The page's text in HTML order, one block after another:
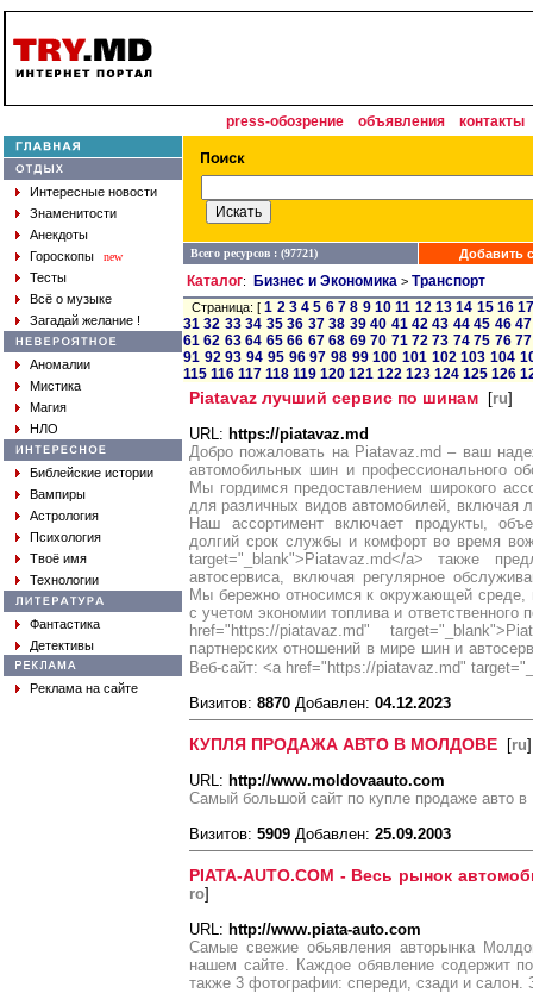
press-обозрение объявления контакты
Интересные новости
Знаменитости
Анекдоты
Гороскопы
new
Тесты
Всё о музыке
Загадай желание !
Аномалии
Мистика
Магия
НЛО
Библейские истории
Вампиры
Астрология
Психология
Твоё имя
Технологии
Фантастика
Детективы
Реклама на сайте
Всего ресурсов : (97721) Добавить
Каталог: Бизнес и Экономика > Транспорт
Страница: [1 2 3 4 5 6 7 8 9 10 11 12 13 14 15 16
31 32 33 34 35 36 37 38 39 40 41 42 43 44 45 46 47
61 62 63 64 65 66 67 68 69 70 71 72 73 74 75 76 77
91 92 93 94 95 96 97 98 99 100 101 102 103 104
115 116 117 118 119 120 121 122 123 124 125 126
Piatavaz лучший сервис по шинам [ru]
URL: https://piatavaz.md
Добро пожаловать на Piatavaz.md – ваш
автомобильных шин и профессионального
Мы гордимся предоставлением широкого
для различных видов автомобилей, включая
Наш ассортимент включает продукты,
долгий срок службы и комфорт во время
target="_blank">Piatavaz.md</a> также
автосервиса, включая регулярное
Мы бережно относимся к окружающей среде,
с учетом экономии топлива и ответственного
href="https://piatavaz.md"
партнерских отношений в мире шин и
Веб-сайт: <a href="https://piatavaz.md"
Визитов: 8870 Добавлен: 04.12.2023
КУПЛЯ ПРОДАЖА АВТО В МОЛДОВЕ [ru]
URL: http://www.moldovaauto.com
Самый большой сайт по купле продаже авто
Визитов: 5909 Добавлен: 25.09.2003
PIATA-AUTO.COM - Весь рынок
ro]
URL: http://www.piata-auto.com
Самые свежие обьявления авторынка
нашем сайте. Каждое обявление содержит
также 3 фотографии: спереди, сзади и салон.